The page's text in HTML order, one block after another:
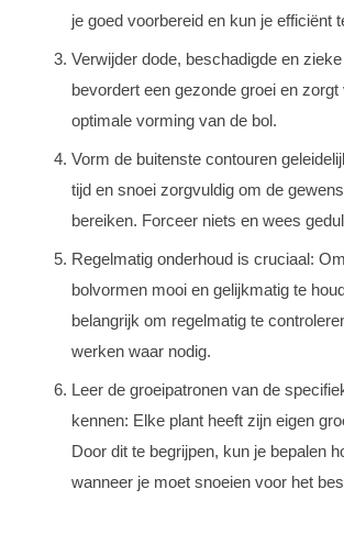
je goed voorbereid en kun je efficiënt
Verwijder dode, beschadigde en
bevordert een gezonde groei en zorgt
optimale vorming van de bol.
Vorm de buitenste contouren
tijd en snoei zorgvuldig om de
bereiken. Forceer niets en wees
Regelmatig onderhoud is cruciaal:
bolvormen mooi en gelijkmatig te
belangrijk om regelmatig te
werken waar nodig.
Leer de groeipatronen van de
kennen: Elke plant heeft zijn eigen
Door dit te begrijpen, kun je bepalen
wanneer je moet snoeien voor het